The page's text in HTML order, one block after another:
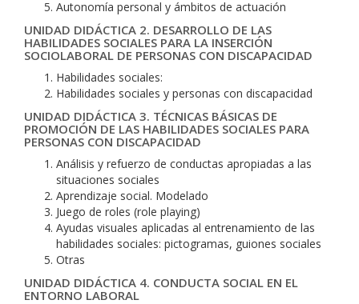
Autonomía personal y ámbitos de actuación
UNIDAD DIDÁCTICA 2. DESARROLLO DE LAS
HABILIDADES SOCIALES PARA LA INSERCIÓN
SOCIOLABORAL DE PERSONAS CON DISCAPACIDAD
Habilidades sociales:
Habilidades sociales y personas con discapacidad
UNIDAD DIDÁCTICA 3. TÉCNICAS BÁSICAS DE
PROMOCIÓN DE LAS HABILIDADES SOCIALES PARA
PERSONAS CON DISCAPACIDAD
Análisis y refuerzo de conductas apropiadas a las
situaciones sociales
Aprendizaje social. Modelado
Juego de roles (role playing)
Ayudas visuales aplicadas al entrenamiento de las
habilidades sociales: pictogramas, guiones sociales
Otras
UNIDAD DIDÁCTICA 4. CONDUCTA SOCIAL EN EL
ENTORNO LABORAL